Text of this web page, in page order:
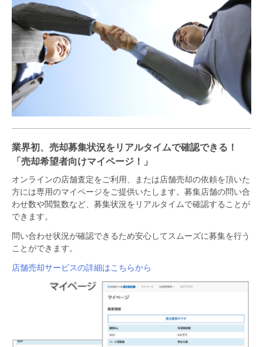
業界初、売却募集状況をリアルタイムで確認できる！
「売却希望者向けマイページ！」
オンラインの店舗査定をご利用、または店舗売却の依頼を頂いた
方には専用のマイページをご提供いたします。募集店舗の問い合
わせ数や閲覧数など、募集状況をリアルタイムで確認することが
できます。
問い合わせ状況が確認できるため安心してスムーズに募集を行う
ことができます。
店舗売却サービスの詳細はこちらから